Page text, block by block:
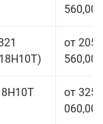
560,00
от 205
560,00
от 325
060,00